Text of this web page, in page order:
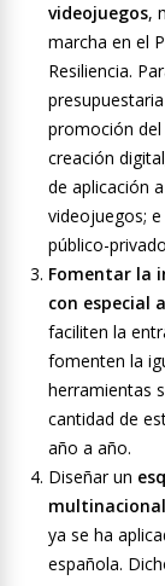
videojuegos,
marcha en el
Resiliencia.
promoción
creación
de aplicación
videojuegos;
público-
Fomentar la
con especial
faciliten la
fomenten la
herramientas
cantidad de
año a año.
Diseñar un
ya se ha
española.